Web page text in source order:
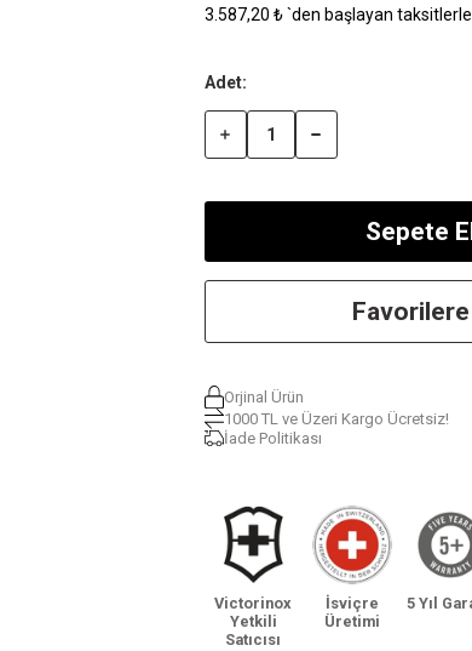
3.587,20 ₺ `den başlayan taksitlerle
Orjinal Ürün
1000 TL ve Üzeri Kargo Ücretsiz!
İade Politikası
Victorinox
Yetkili
Satıcısı
İsviçre
Üretimi
5 Yıl